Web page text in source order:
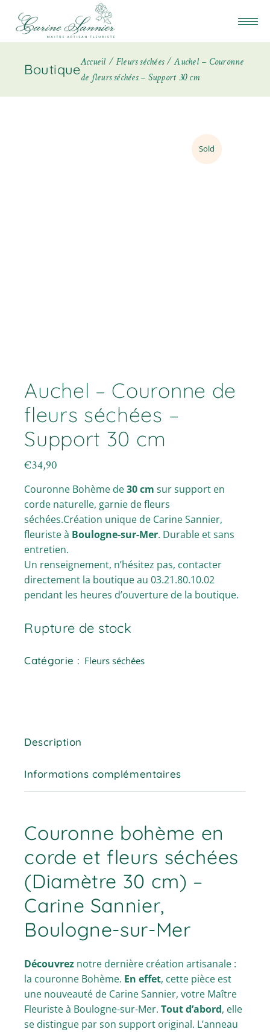
BoutiqueAccueil Fleurs séchées
Auchel – Couronne
de fleurs séchées – Support 30 cm
Sold
Auchel – Couronne de
fleurs séchées –
Support 30 cm
€34,90
Couronne Bohème de30 cm sur support en
corde naturelle, garnie de fleurs
séchées.Création unique de Carine Sannier,
fleuriste à Boulogne-sur-Mer. Durable et sans
entretien.
Un renseignement, n’hésitez pas, contacter
directement la boutique au 03.21.80.10.02
pendant les heures d’ouverture de la boutique.
Rupture de stock
Catégorie : Fleurs séchées
Description
Informations complémentaires
Couronne bohème en
corde et fleurs séchées
(Diamètre 30 cm) –
Carine Sannier,
Boulogne-sur-Mer
Découvrez notre dernière création artisanale :
la couronne Bohème. En effet, cette pièce est
une nouveauté de Carine Sannier, votre Maître
Fleuriste à Boulogne-sur-Mer.Tout d’abord, elle
se distingue par son support original. L’anneau